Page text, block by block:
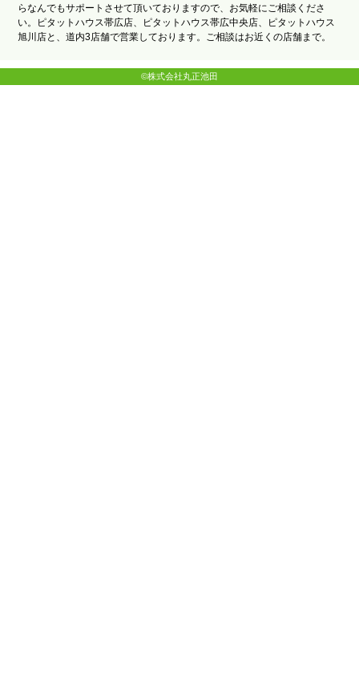
らなんでもサポートさせて頂いておりますので、お気軽にご相談くださ
い。ピタットハウス帯広店、ピタットハウス帯広中央店、ピタットハウス
旭川店と、道内3店舗で営業しております。ご相談はお近くの店舗まで。
©株式会社丸正池田